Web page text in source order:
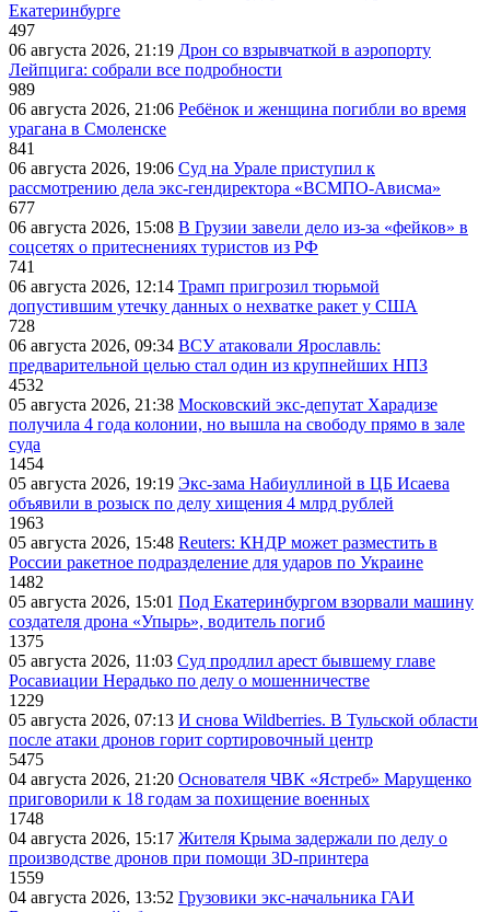
Екатеринбурге
497
06 августа 2026, 21:19 Дрон со взрывчаткой в аэропорту
Лейпцига: собрали все подробности
989
06 августа 2026, 21:06 Ребёнок и женщина погибли во время
урагана в Смоленске
841
06 августа 2026, 19:06 Суд на Урале приступил к
рассмотрению дела экс-гендиректора «ВСМПО-Ависма»
677
06 августа 2026, 15:08 В Грузии завели дело из-за «фейков» в
соцсетях о притеснениях туристов из РФ
741
06 августа 2026, 12:14 Трамп пригрозил тюрьмой
допустившим утечку данных о нехватке ракет у США
728
06 августа 2026, 09:34 ВСУ атаковали Ярославль:
предварительной целью стал один из крупнейших НПЗ
4532
05 августа 2026, 21:38 Московский экс-депутат Харадизе
получила 4 года колонии, но вышла на свободу прямо в зале
суда
1454
05 августа 2026, 19:19 Экс-зама Набиуллиной в ЦБ Исаева
объявили в розыск по делу хищения 4 млрд рублей
1963
05 августа 2026, 15:48 Reuters: КНДР может разместить в
России ракетное подразделение для ударов по Украине
1482
05 августа 2026, 15:01 Под Екатеринбургом взорвали машину
создателя дрона «Упырь», водитель погиб
1375
05 августа 2026, 11:03 Суд продлил арест бывшему главе
Росавиации Нерадько по делу о мошенничестве
1229
05 августа 2026, 07:13 И снова Wildberries. В Тульской области
после атаки дронов горит сортировочный центр
5475
04 августа 2026, 21:20 Основателя ЧВК «Ястреб» Марущенко
приговорили к 18 годам за похищение военных
1748
04 августа 2026, 15:17 Жителя Крыма задержали по делу о
производстве дронов при помощи 3D‑принтера
1559
04 августа 2026, 13:52 Грузовики экс-начальника ГАИ